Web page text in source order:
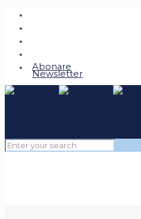
Abonare
Newsletter